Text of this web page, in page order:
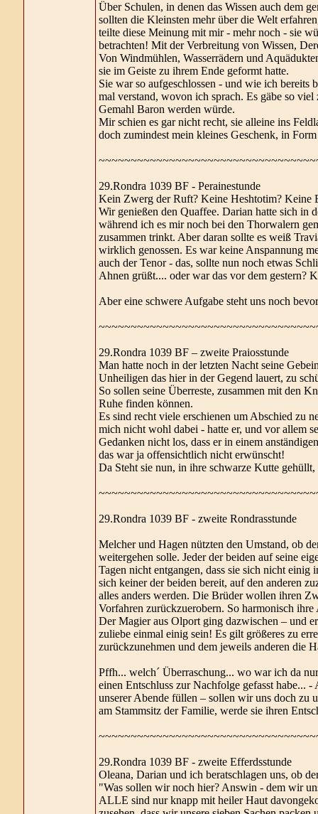
Über Schulen, in denen das Wissen auch dem
sollten die Kleinsten mehr über die Welt
teilte diese Meinung mit mir - mehr noch - sie
betrachten! Mit der Verbreitung von Wissen,
Von Windmühlen, Wasserrädern und
sie im Geiste zu ihrem Ende geformt hatte.
Sie war so aufgeschlossen - und wie ich bereits
mal verstand, wovon ich sprach. Es gäbe so
Gemahl Baron werden würde.
Mir schien es gar nicht recht, sie alleine ins
doch zumindest mein kleines Geschenk, in
29.Rondra 1039 BF - Perainestunde
Kein Zwerg der Ruft? Keine Heshtotim? Keine
Wir genießen den Quaffee. Darian hatte sich in
während ich es mir noch bei den Thorwalern
zusammen trinkt. Aber daran sollte es weiß
wirklich genossen. Es war keine Anspannung
auch der Tenor - das, sollte nun noch etwas
Ahnen grüßt.... oder war das vor dem gestern?
Aber eine schwere Aufgabe steht uns noch
29.Rondra 1039 BF – zweite Praiosstunde
Man hatte noch in der letzten Nacht seine
Unheiligen das hier in der Gegend lauert, zu
So sollen seine Überreste, zusammen mit den
Ruhe finden können.
Es sind recht viele erschienen um Abschied zu
mich nicht wohl dabei - hatte er, und vor allem
Gedanken nicht los, dass er in einem
das war ja offensichtlich nicht erwünscht!
Da Steht sie nun, in ihre schwarze Kutte
29.Rondra 1039 BF - zweite Rondrasstunde
Melcher und Hagen nützten den Umstand, ob
weitergehen solle. Jeder der beiden auf seine
Tagen nicht entgangen, dass sie sich nicht
sich keiner der beiden bereit, auf den anderen
alles anders werden. Die Brüder wollen ihren
Vorfahren zurückzuerobern. So harmonisch
Der Magier aus Olport ging dazwischen – und
zuliebe einmal einig sein! Es gilt größeres zu
zurückzunehmen und dem jeweils anderen die
Pffh... welch´ Überraschung... wo war ich da
einen Entschluss zur Nachfolge gefasst habe...
unserer Abende füllen – sollen wir uns doch zu
am Stammsitz der Familie, werde sie ihren
29.Rondra 1039 BF - zweite Efferdsstunde
Oleana, Darian und ich beratschlagen uns, ob
"Was sollen wir noch hier? Answin - dem wir
ALLE sind nur knapp mit heiler Haut